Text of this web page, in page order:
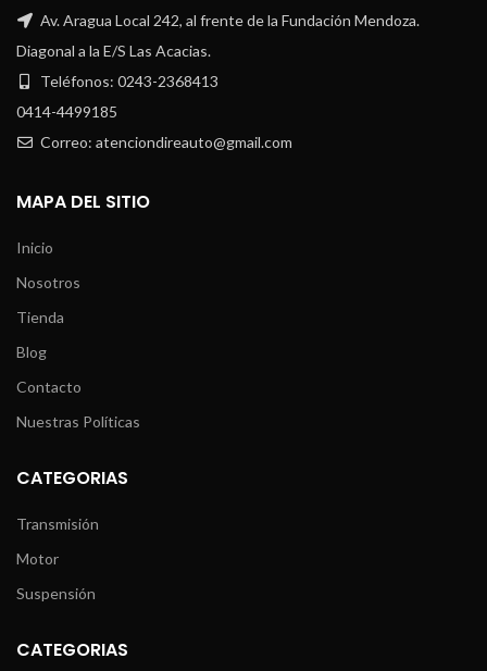
Av. Aragua Local 242, al frente de la Fundación Mendoza.
Diagonal a la E/S Las Acacias.
Teléfonos: 0243-2368413
0414-4499185
Correo: atenciondireauto@gmail.com
MAPA DEL SITIO
Inicio
Nosotros
Tienda
Blog
Contacto
Nuestras Políticas
CATEGORIAS
Transmisión
Motor
Suspensión
CATEGORIAS